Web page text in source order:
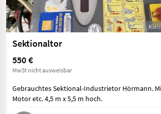
Sektionaltor
550 €
MwSt nicht ausweisbar
Gebrauchtes Sektional-Industrietor Hörmann.
Motor etc. 4,5 m x 5,5 m hoch.